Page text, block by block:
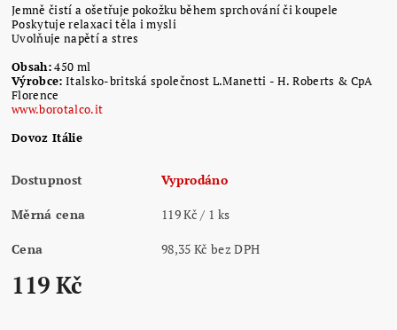
Jemně čistí a ošetřuje pokožku během sprchování či koupele
Poskytuje relaxaci těla i mysli
Uvolňuje napětí a stres
Obsah:450 ml
Výrobce: Italsko-britská společnost L.Manetti - H. Roberts & CpA
Florence
www.borotalco.it
Dovoz Itálie
Dostupnost Vyprodáno
Měrná cena 119 Kč / 1 ks
Cena 98,35 Kč bez DPH
119 Kč